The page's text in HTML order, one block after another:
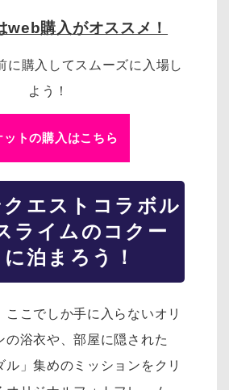
web購入がオススメ！
に購入してスムーズに入場し
よう！
ットの購入はこちら
クエスト コラボル
ライムのコクー
泊まろう！
ここでしか手に入らないオリ
の浴衣や、部屋に隠された
ル」集めのミッションをクリ